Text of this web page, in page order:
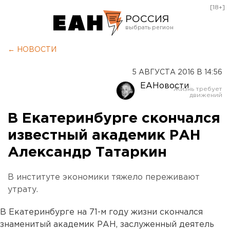
РОССИЯ
Оренбург
[18+]
← НОВОСТИ
5 АВГУСТА 2016 В 14:56
ЕАНовости
В Екатеринбурге скончался
известный академик РАН
Александр Татаркин
В институте экономики тяжело переживают
утрату.
В Екатеринбурге на 71-м году жизни скончался
знаменитый академик РАН, заслуженный деятель